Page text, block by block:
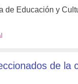
de Educación y
de la